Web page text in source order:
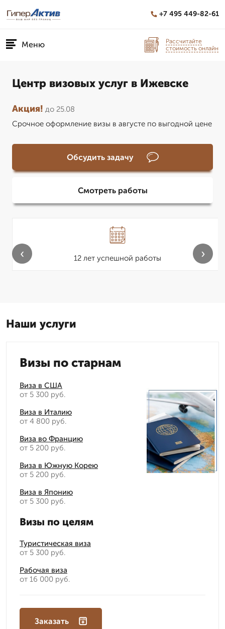
+7 495 449-82-61
Меню
Рассчитайте
стоимость онлайн
Центр визовых услуг в Ижевске
Акция! до 25.08
Срочное оформление визы в августе по выгодной цене
Обсудить задачу
Смотреть работы
12 лет успешной работы
‹ ›
Наши услуги
Визы по старнам
Виза в США
от 5 300 руб.
Виза в Италию
от 4 800 руб.
Виза во Францию
от 5 200 руб.
Виза в Южную Корею
от 5 200 руб.
Виза в Японию
от 5 300 руб.
Визы по целям
Туристическая виза
от 5 300 руб.
Рабочая виза
от 16 000 руб.
Заказать